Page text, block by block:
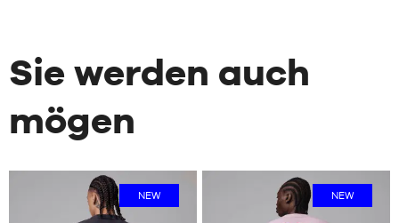
Sie werden auch
mögen
NEW NEW